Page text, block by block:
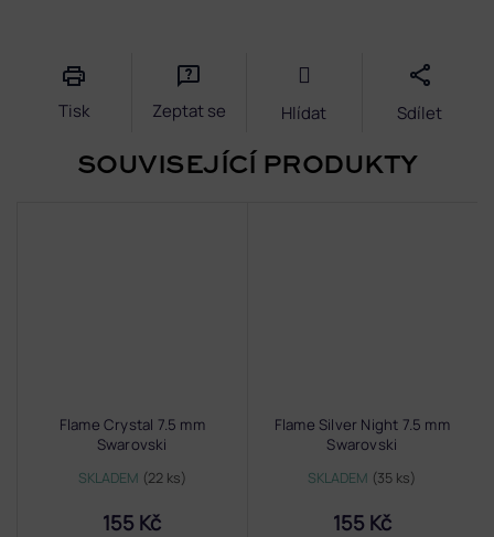
Tisk Zeptat se Hlídat Sdílet
SOUVISEJÍCÍ PRODUKTY
Flame Crystal 7.5 mm
Swarovski
SKLADEM (22 ks)
155 Kč
Flame Silver Night 7.5 mm
Swarovski
SKLADEM (35 ks)
155 Kč